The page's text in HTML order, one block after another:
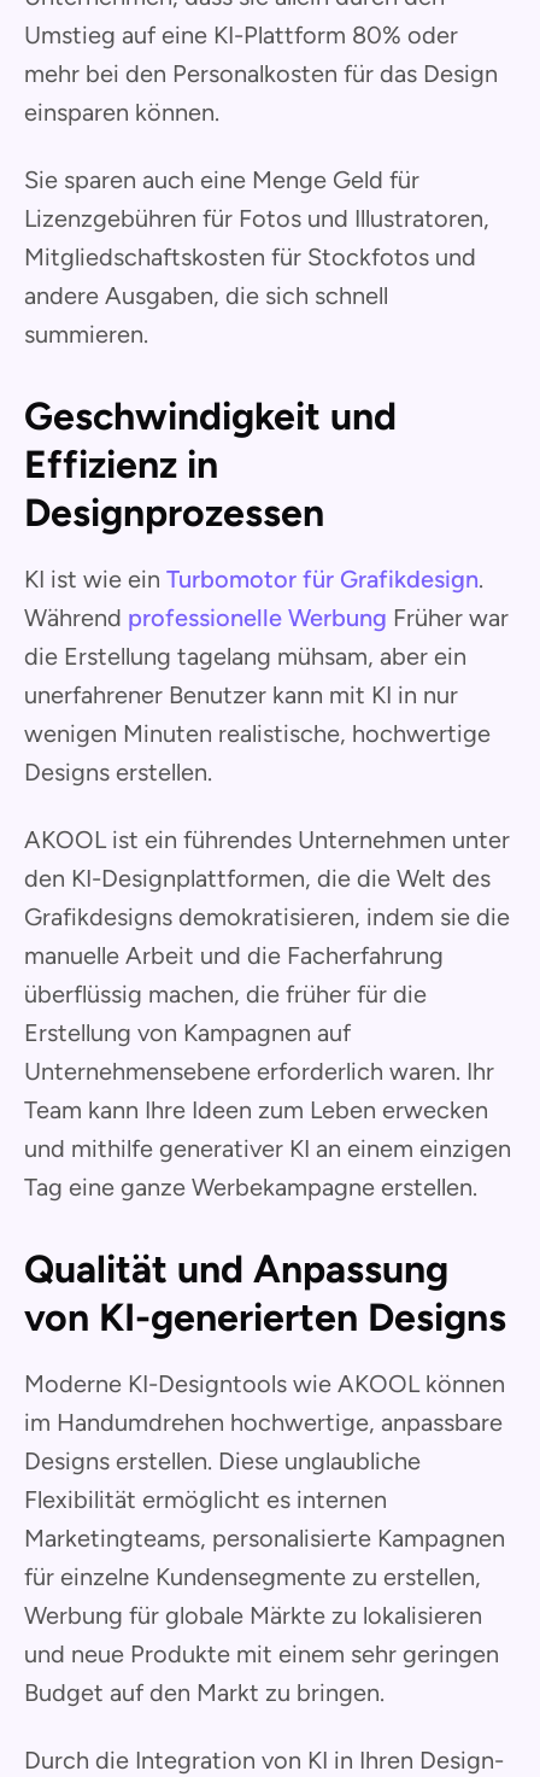
Umstieg auf eine KI-Plattform 80% oder
mehr bei den Personalkosten für das Design
einsparen können.
Sie sparen auch eine Menge Geld für
Lizenzgebühren für Fotos und Illustratoren,
Mitgliedschaftskosten für Stockfotos und
andere Ausgaben, die sich schnell
summieren.
Geschwindigkeit und
Effizienz in
Designprozessen
KI ist wie ein Turbomotor für Grafikdesign.
Während professionelle Werbung Früher war
die Erstellung tagelang mühsam, aber ein
unerfahrener Benutzer kann mit KI in nur
wenigen Minuten realistische, hochwertige
Designs erstellen.
AKOOL ist ein führendes Unternehmen unter
den KI-Designplattformen, die die Welt des
Grafikdesigns demokratisieren, indem sie die
manuelle Arbeit und die Facherfahrung
überflüssig machen, die früher für die
Erstellung von Kampagnen auf
Unternehmensebene erforderlich waren. Ihr
Team kann Ihre Ideen zum Leben erwecken
und mithilfe generativer KI an einem einzigen
Tag eine ganze Werbekampagne erstellen.
Qualität und Anpassung
von KI-generierten Designs
Moderne KI-Designtools wie AKOOL können
im Handumdrehen hochwertige, anpassbare
Designs erstellen. Diese unglaubliche
Flexibilität ermöglicht es internen
Marketingteams, personalisierte Kampagnen
für einzelne Kundensegmente zu erstellen,
Werbung für globale Märkte zu lokalisieren
und neue Produkte mit einem sehr geringen
Budget auf den Markt zu bringen.
Durch die Integration von KI in Ihren Design-